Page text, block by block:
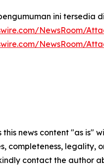
ini tersedia
NewsRoom/
NewsRoom/
this news content "as
completeness,
contact the author